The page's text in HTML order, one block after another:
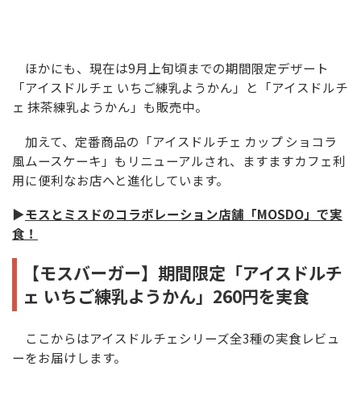
ほかにも、現在は9月上旬頃までの期間限定デザート
「アイスドルチェ いちご練乳ようかん」と「アイスドルチ
ェ 抹茶練乳ようかん」も販売中。
加えて、定番商品の「アイスドルチェ カップ ショコラ
風ムースケーキ」もリニューアルされ、ますますカフェ利
用に便利なお店へと進化しています。
▶モスとミスドのコラボレーション店舗「MOSDO」で実
食！
【モスバーガー】期間限定「アイスドルチ
ェ いちご練乳ようかん」260円を実食
ここからはアイスドルチェシリーズ全3種の実食レビュ
ーをお届けします。